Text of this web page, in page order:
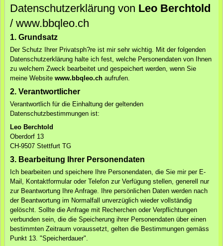
Datenschutzerklärung von Leo Berchtold
/ www.bbqleo.ch
1. Grundsatz
Der Schutz Ihrer Privatsph?re ist mir sehr wichtig. Mit der folgenden
Datenschutzerklärung halte ich fest, welche Personendaten von Ihnen
zu welchem Zweck bearbeitet und gespeichert werden, wenn Sie
meine Website www.bbqleo.ch aufrufen.
2. Verantwortlicher
Verantwortlich für die Einhaltung der geltenden
Datenschutzbestimmungen ist:
Leo Berchtold
Oberdorf 13
CH-9507 Stettfurt TG
3. Bearbeitung Ihrer Personendaten
Ich bearbeiten und speichere Ihre Personendaten, die Sie mir per E-
Mail, Kontaktformular oder Telefon zur Verfügung stellen, generell nur
zur Beantwortung Ihre Anfrage. Ihre persönlichen Daten werden nach
der Beantwortung im Normalfall unverzüglich wieder vollständig
gelöscht. Sollte die Anfrage mit Recherchen oder Verpflichtungen
verbunden sein, die die Speicherung ihrer Personendaten über einen
bestimmten Zeitraum voraussetzt, gelten die Bestimmungen gemäss
Punkt 13. "Speicherdauer".